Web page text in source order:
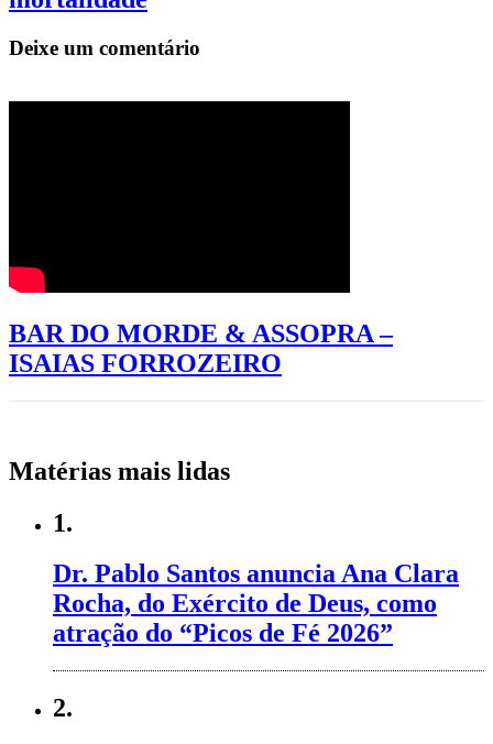
Deixe um comentário
BAR DO MORDE & ASSOPRA –
ISAIAS FORROZEIRO
Matérias mais lidas
1.
Dr. Pablo Santos anuncia Ana Clara
Rocha, do Exército de Deus, como
atração do “Picos de Fé 2026”
2.